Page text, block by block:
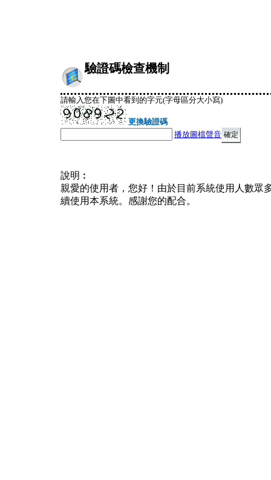
驗證碼檢查機制
請輸入您在下圖中看到的字元(字母區分大小寫)
更換驗證碼
播放圖檔聲音
說明︰
親愛的使用者，您好！由於目前系統使用人數眾
續使用本系統。感謝您的配合。